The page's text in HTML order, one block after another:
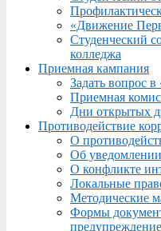
«Движение
Студенческий
колледжа
Приемная кампания
Задать вопрос
Приемная
Дни открытых
Противодействие
О
Об уведомлении
О конфликте
Локальные
Методические
Формы